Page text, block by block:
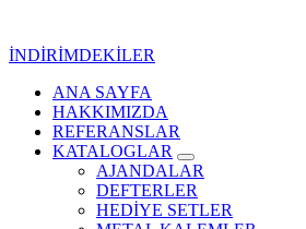
İNDİRİMDEKİLER
Kurumsal Promosyon-Hediyelik
ANA SAYFA
HAKKIMIZDA
REFERANSLAR
KATALOGLAR
AJANDALAR
DEFTERLER
HEDİYE SETLER